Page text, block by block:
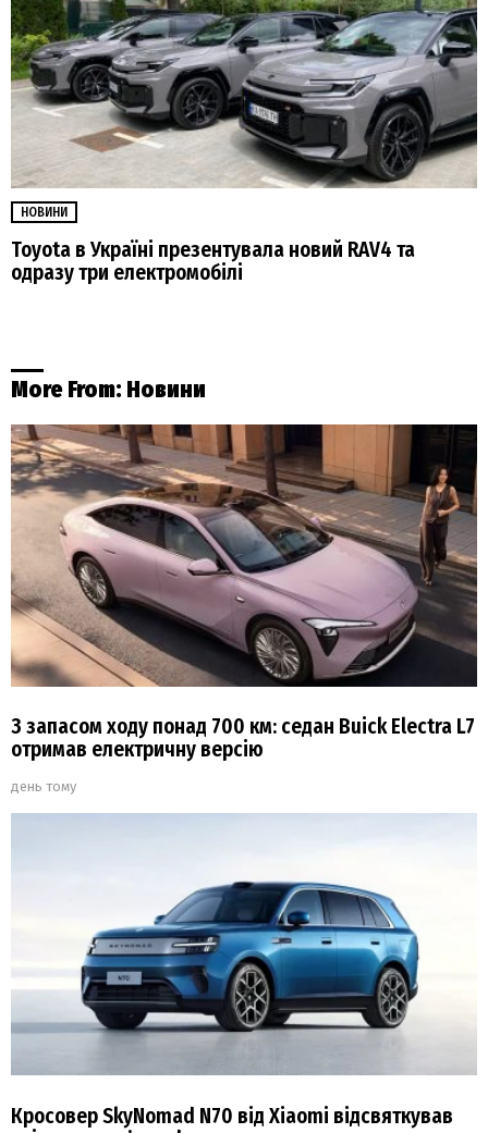
НОВИНИ
Toyota в Україні презентувала новий RAV4 та
одразу три електромобілі
More From: Новини
З запасом ходу понад 700 км: седан Buick Electra L7
отримав електричну версію
день тому
Кросовер SkyNomad N70 від Xiaomi відсвяткував